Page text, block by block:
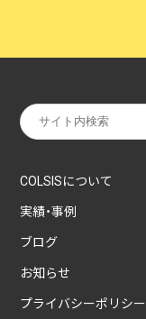
COLSISについて
実績・事例
ブログ
お知らせ
プライバシーポリシー